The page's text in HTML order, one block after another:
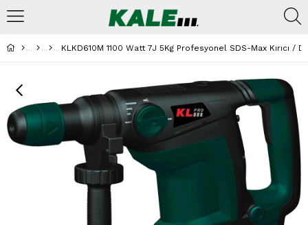
KLKD610M 1100 Watt 7J 5Kg Profesyonel SDS-Max Kırıcı /